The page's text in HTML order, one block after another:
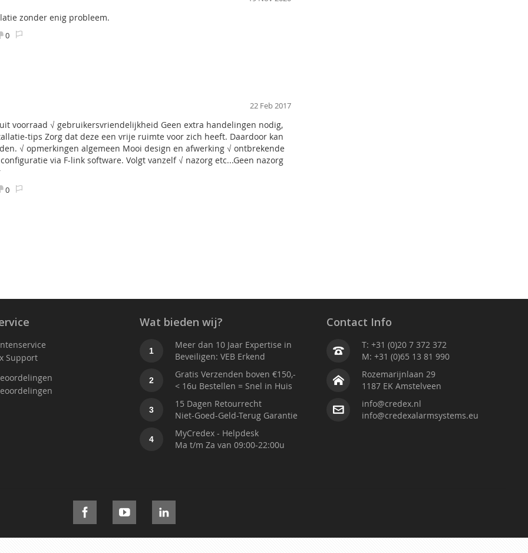
C
EN 55022, EN 60950-1
zonder enig probleem.
0
22 Feb 2017
voorraad √ gebruikersvriendelijkheid Geen extra handelingen nodig,
tips Zorg dat deze een vrije ruimte voor zich heeft. Daardoor kan
√ opmerkingen algemeen Mooi design en afwerking √ ontbrekende
via F-link software. Volgt vanzelf √ nazorg etc...Geen nazorg
0
Support
Wat bieden wij?
1
Meer dan 10 Jaar Expertise in
Beveiligen: VEB Erkend
2
Gratis Verzenden boven €150,-
< 16u Bestellen = Snel in Huis
3
15 Dagen Retourrecht
Niet-Goed-Geld-Terug Garantie
4
MyCredex - Helpdesk
Ma t/m Za van 09:00-22:00u
Contact Info
T: +31 (0)20 7 372 372
M: +31 (0)65 13 81 990
Rozemarijnlaan 29
1187 EK Amstelveen
info@credex.nl
info@credexalarmsystems.eu